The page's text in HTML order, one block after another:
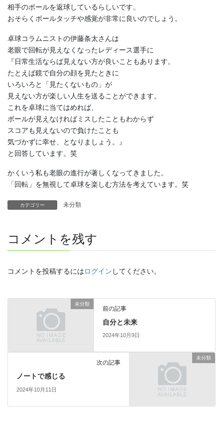
相手のボールを返球しているらしいです。
おそらくボールタッチや感覚が非常に良いのでしょう。
卓球コラムニストの伊藤条太さんは
老眼で回転が見えなくなったレディース選手に
『日常生活ならば見えない方が良いこともあります。
たとえば鏡で自分の顔を見たときに
いろいろと「見たくないもの」が
見えない方が楽しい人生を送ることができます。
これを卓球に当てはめれば、
ボールが見えなければミスしたこともわからず
スコアも見えないので負けたことも
気づかずに幸せ、となりましょう。』
と回答しています。笑
かくいう私も老眼の進行が著しくなってきました。
「回転」を無視して卓球を楽しむ方法を考えています。笑
カテゴリー 未分類
コメントを残す
コメントを投稿するにはログイン してください。
未分類
前の記事
自分と未来
2024年10月9日
未分類
次の記事
ノートで感じる
2024年10月11日